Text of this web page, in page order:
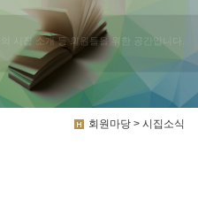
의 시집 소개 등 회원들을 위한 공간입니다.
회원마당 > 시집소식